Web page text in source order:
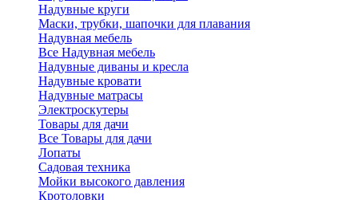
Надувные круги
Маски, трубки, шапочки для плавания
Надувная мебель
Все Надувная мебель
Надувные диваны и кресла
Надувные кровати
Надувные матрасы
Электроскутеры
Товары для дачи
Все Товары для дачи
Лопаты
Садовая техника
Мойки высокого давления
Кротоловки